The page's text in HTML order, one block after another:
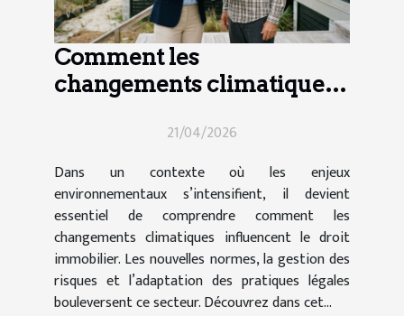
Comment les
changements climatiques
immobilier ?21/04/2026
Dans un contexte où les enjeux
environnementaux s’intensifient, il devient
essentiel de comprendre comment les
changements climatiques influencent le droit
immobilier. Les nouvelles normes, la gestion des
risques et l’adaptation des pratiques légales
bouleversent ce secteur. Découvrez dans cet...